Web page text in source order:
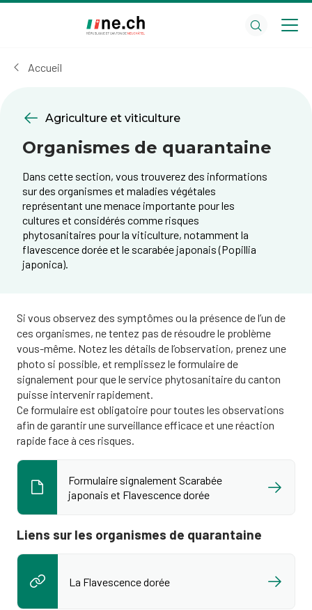
cookies
Accueil
Agriculture et viticulture
Organismes de quarantaine
Dans cette section, vous trouverez des informations
sur des organismes et maladies végétales
représentant une menace importante pour les
cultures et considérés comme risques
phytosanitaires pour la viticulture, notamment la
flavescence dorée et le scarabée japonais (Popillia
japonica).
Si vous observez des symptômes ou la présence de l’un de
ces organismes, ne tentez pas de résoudre le problème
vous-même. Notez les détails de l’observation, prenez une
photo si possible, et remplissez le formulaire de
signalement pour que le service phytosanitaire du canton
puisse intervenir rapidement.
Ce formulaire est obligatoire pour toutes les observations
afin de garantir une surveillance efficace et une réaction
rapide face à ces risques.
Formulaire signalement Scarabée
japonais et Flavescence dorée
Liens sur les organismes de quarantaine
La Flavescence dorée